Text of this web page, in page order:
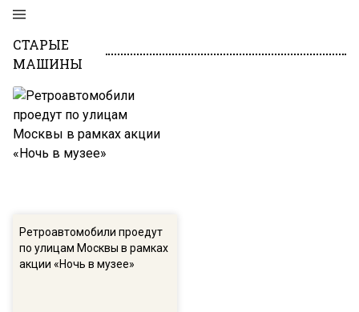
СТАРЫЕ
МАШИНЫ
Ретроавтомобили проедут
по улицам Москвы в рамках
акции «Ночь в музее»